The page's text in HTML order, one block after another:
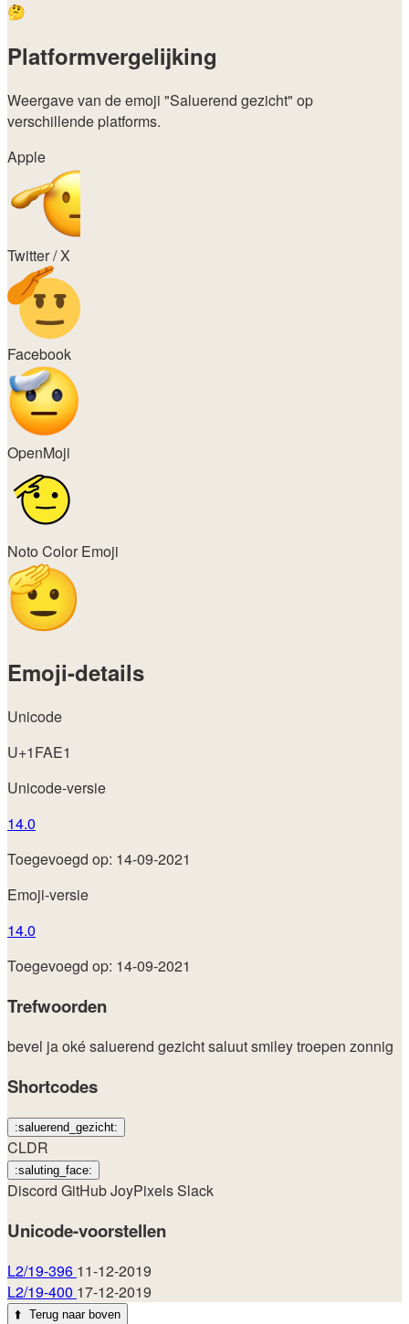
🤔
Platformvergelijking
Weergave van de emoji "Saluerend gezicht" op
verschillende platforms.
Apple
Twitter / X
Facebook
OpenMoji
Noto Color Emoji
Emoji-details
Unicode
U+1FAE1
Unicode-versie
14.0
Toegevoegd op: 14-09-2021
Emoji-versie
14.0
Toegevoegd op: 14-09-2021
Trefwoorden
bevel jaokésaluerend gezichtsaluutsmileytroepen zonnig
Shortcodes
:saluerend_gezicht:
CLDR
:saluting_face:
Discord GitHubJoyPixelsSlack
Unicode-voorstellen
L2/19-396 11-12-2019
L2/19-400 17-12-2019
⬆️ Terug naar boven